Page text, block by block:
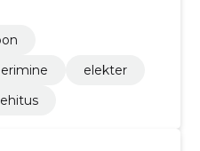
elekter
ehitus